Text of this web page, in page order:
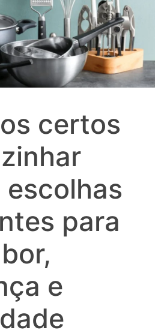
certos
escolhas
para
e